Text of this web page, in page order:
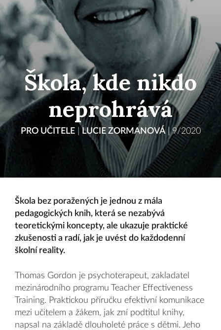
Škola, kde nikdo
neprohrává
PRO UČITELE| LUCIE ZORMANOVÁ|9/2020
Škola bez poražených je jednou z mála
pedagogických knih, která se nezabývá
teoretickými koncepty, ale ukazuje praktické
zkušenosti a radí, jak je uvést do každodenní
školní reality.
Thomas Gordon je psychoterapeut, zakladatel
mezinárodního programu Teacher Effectiveness
Training. Praktickou příručku efektivní komunikace
mezi učitelem a žákem, jak zní podtitul knihy,
napsal na základě dlouholeté práce s dětmi. Jeho